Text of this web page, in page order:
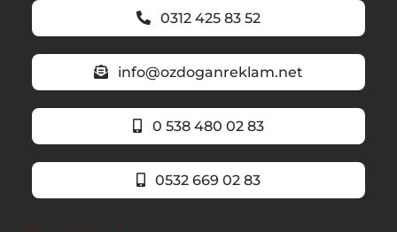
0312 425 83 52
info@ozdoganreklam.net
0 538 480 02 83
0532 669 02 83